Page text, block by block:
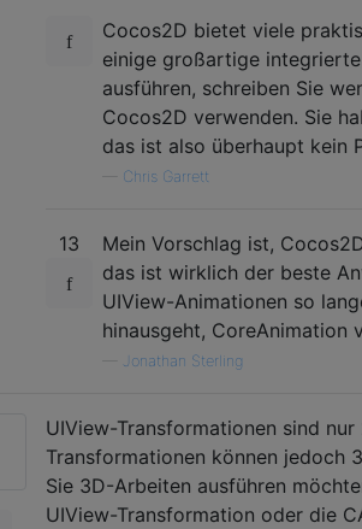
Cocos2D bietet viele
einige großartige
ausführen, schreiben Sie
Cocos2D verwenden. Sie
das ist also überhaupt kein
Chris Garrett
13
Mein Vorschlag ist,
das ist wirklich der beste
UIView-Animationen so
hinausgeht, CoreAnimation
Jonathan Sterling
UIView-Transformationen sind
Transformationen können jedoch
Sie 3D-Arbeiten ausführen
UIView-Transformation oder die